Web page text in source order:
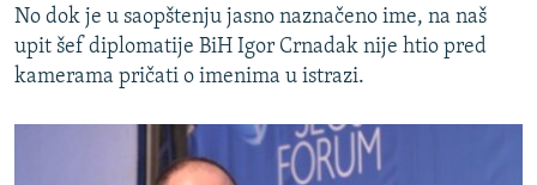
No dok je u saopštenju jasno naznačeno ime, na naš
upit šef diplomatije BiH Igor Crnadak nije htio pred
kamerama pričati o imenima u istrazi.